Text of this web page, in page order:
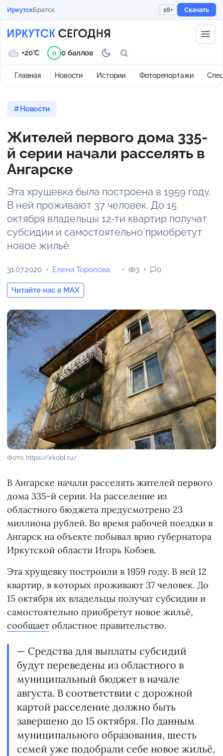
ИркутскБратск 16+ Скачать
Главная Новости Истории Фоторепортажи
+20°C 0 0 баллов
Новости
Жителей первого дома 335-
й серии начали расселять в
Ангарске
Эта хрущевка была построена в 1959 году.
В ней проживают 37 человек. До 15
октября владельцы 12-ти квартир получат
субсидии и самостоятельно приобретут
новое жильё.
31.07.2020 Елена Торопова
Читайте нас в MAX
3 0
Фото: https://irkobl.ru/
В Ангарске начали расселять жителей первого
дома 335-й серии. На расселение из
областного бюджета предусмотрено 23
миллиона рублей. Во время рабочей поездки в
Ангарск на объекте побывал врио губернатора
Иркутской области Игорь Кобзев.
Эта хрущевку построили в 1959 году. В ней 12
квартир, в которых проживают 37 человек. До
15 октября их владельцы получат субсидии и
самостоятельно приобретут новое жильё,
сообщает областное правительство.
— Средства для выплаты субсидий
будут переведены из областного в
муниципальный бюджет в начале
августа. В соответствии с дорожной
картой расселение должно быть
завершено до 15 октября. По данным
муниципального образования, шесть
семей уже подобрали себе новое жильё,